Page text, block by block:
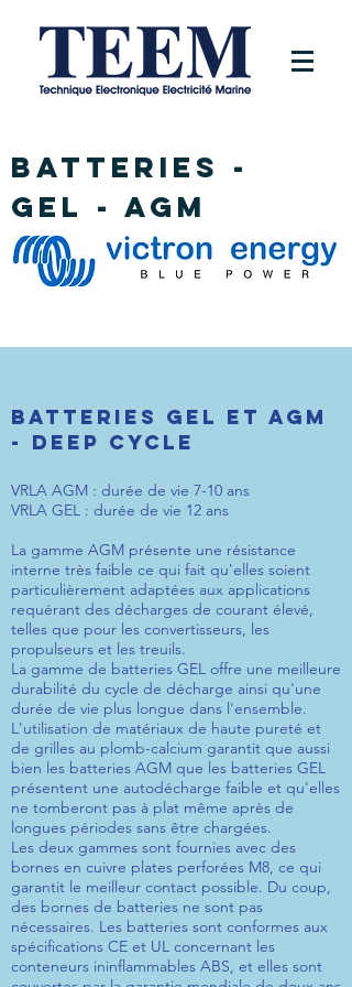
BATTERIES -
GEL - AGM
Batteries GEL et AGM
- DEEP CYCLE
VRLA AGM : durée de vie 7-10 ans
VRLA GEL : durée de vie 12 ans
La gamme AGM présente une résistance
interne très faible ce qui fait qu'elles soient
particulièrement adaptées aux applications
requérant des décharges de courant élevé,
telles que pour les convertisseurs, les
propulseurs et les treuils.
La gamme de batteries GEL offre une meilleure
durabilité du cycle de décharge ainsi qu'une
durée de vie plus longue dans l'ensemble.
L'utilisation de matériaux de haute pureté et
de grilles au plomb-calcium garantit que aussi
bien les batteries AGM que les batteries GEL
présentent une autodécharge faible et qu'elles
ne tomberont pas à plat même après de
longues périodes sans être chargées.
Les deux gammes sont fournies avec des
bornes en cuivre plates perforées M8, ce qui
garantit le meilleur contact possible. Du coup,
des bornes de batteries ne sont pas
nécessaires. Les batteries sont conformes aux
spécifications CE et UL concernant les
conteneurs ininflammables ABS, et elles sont